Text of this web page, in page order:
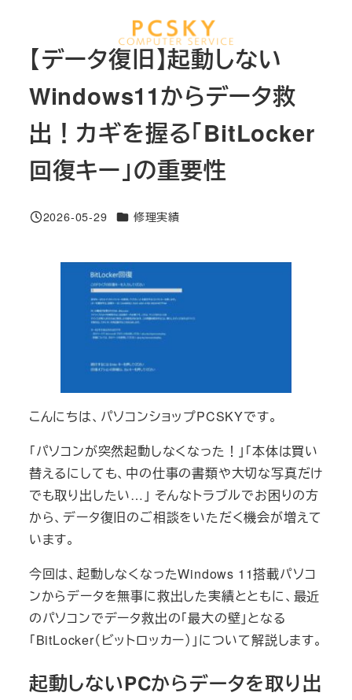
【データ復旧】起動しない
Windows11からデータ救
出！カギを握る「BitLocker
回復キー」の重要性
投稿日
2026-05-29 カテゴリー
修理実績
こんにちは、パソコンショップPCSKYです。
「パソコンが突然起動しなくなった！」「本体は買い
替えるにしても、中の仕事の書類や大切な写真だけ
でも取り出したい…」 そんなトラブルでお困りの方
から、データ復旧のご相談をいただく機会が増えて
います。
今回は、起動しなくなったWindows 11搭載パソコ
ンからデータを無事に救出した実績とともに、最近
のパソコンでデータ救出の「最大の壁」となる
「BitLocker（ビットロッカー）」について解説します。
起動しないPCからデータを取り出